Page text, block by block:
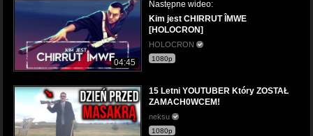
04:45
Następne wideo:
Kim jest CHIRRUT ÎMWE
[HOLOCRON]
HOLOCRON
1080p
15 Letni YOUTUBER Który ZOSTAŁ
ZAMACH0WCEM!
neksu
1080p